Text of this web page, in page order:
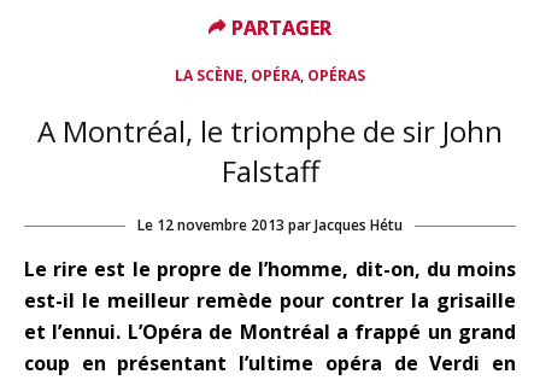
LA SCÈNE, OPÉRA, OPÉRAS
A Montréal, le triomphe de sir John
Falstaff
Le 12 novembre 2013 parJacques Hétu
Le rire est le propre de l’homme, dit-on, du moins
est-il le meilleur remède pour contrer la grisaille
et l’ennui. L’Opéra de Montréal a frappé un grand
coup en présentant l’ultime opéra de Verdi en
PARTAGER
PARTAGER